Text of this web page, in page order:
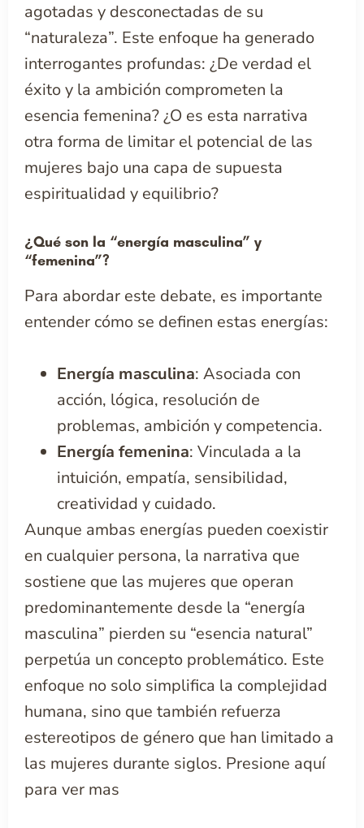
agotadas y desconectadas de su
“naturaleza”. Este enfoque ha generado
interrogantes profundas: ¿De verdad el
éxito y la ambición comprometen la
esencia femenina? ¿O es esta narrativa
otra forma de limitar el potencial de las
mujeres bajo una capa de supuesta
espiritualidad y equilibrio?
¿Qué son la “energía masculina” y
“femenina”?
Para abordar este debate, es importante
entender cómo se definen estas energías:
Energía masculina: Asociada con
acción, lógica, resolución de
problemas, ambición y competencia.
Energía femenina: Vinculada a la
intuición, empatía, sensibilidad,
creatividad y cuidado.
Aunque ambas energías pueden coexistir
en cualquier persona, la narrativa que
sostiene que las mujeres que operan
predominantemente desde la “energía
masculina” pierden su “esencia natural”
perpetúa un concepto problemático. Este
enfoque no solo simplifica la complejidad
humana, sino que también refuerza
estereotipos de género que han limitado a
las mujeres durante siglos. Presione aquí
para ver mas